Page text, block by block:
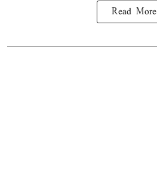
Read More